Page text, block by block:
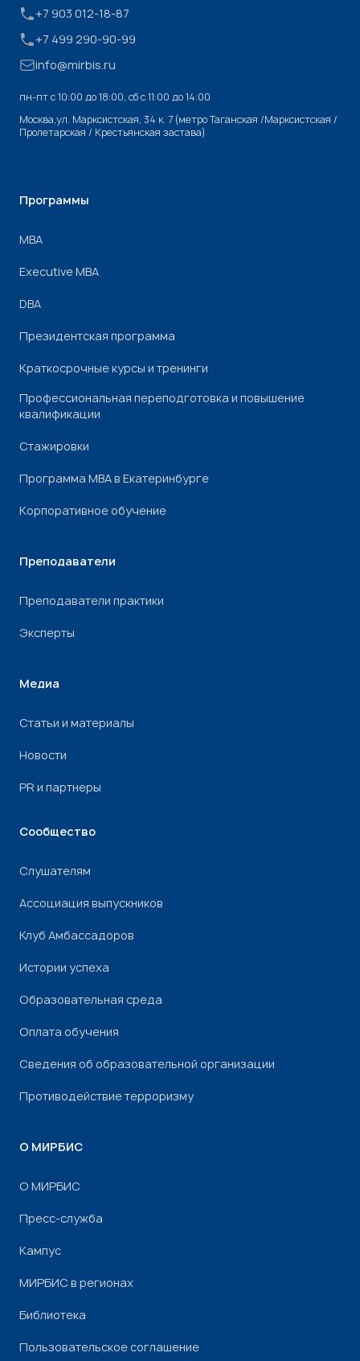
+7 903 012-18-87
+7 499 290-90-99
info@mirbis.ru
пн-пт с 10:00 до 18:00, cб с 11:00 до 14:00
Москва,ул. Марксистская, 34 к. 7 (метро Таганская /Марксистская /
Пролетарская / Крестьянская застава)
Программы
МВА
Executive MBA
DBA
Президентская программа
Краткосрочные курсы и тренинги
Профессиональная переподготовка и повышение
квалификации
Стажировки
Программа МВА в Екатеринбурге
Корпоративное обучение
Преподаватели
Преподаватели практики
Эксперты
Медиа
Статьи и материалы
Новости
PR и партнеры
Сообщество
Слушателям
Ассоциация выпускников
Клуб Амбассадоров
Истории успеха
Образовательная среда
Оплата обучения
Сведения об образовательной организации
Противодействие терроризму
О МИРБИС
О МИРБИС
Пресс-служба
Кампус
МИРБИС в регионах
Библиотека
Пользовательское соглашение